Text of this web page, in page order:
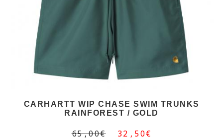
CARHARTT WIP CHASE SWIM TRUNKS
RAINFOREST / GOLD
65,00€ 32,50€